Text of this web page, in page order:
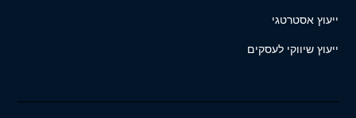
ייעוץ אסטרטגי
ייעוץ שיווקי לעסקים